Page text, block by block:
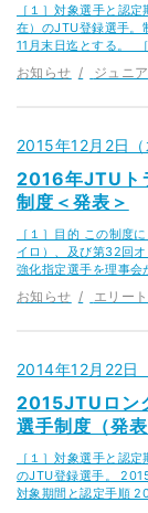
［１］対象選手と認
在）のJTU登録選手。
11月末日迄とする。
お知らせ ジュニア
2015年12月2日（
2016年JTUト
制度＜発表＞
［１］目的 この制度
イロ）、及び第32回
強化指定選手を理事
お知らせ エリート
2014年12月22日
2015JTUロン
選手制度（発表
［１］対象選手と認
のJTU登録選手。
対象期間と認定手順